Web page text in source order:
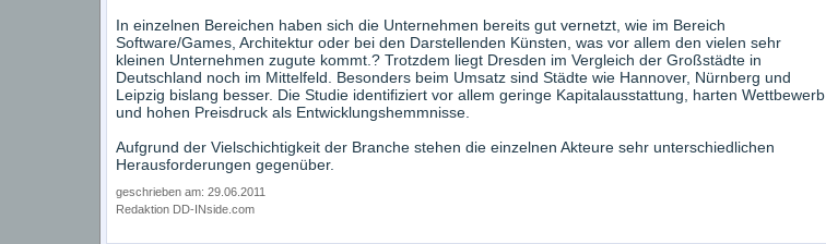
In einzelnen Bereichen haben sich die Unternehmen bereits gut vernetzt, wie im Bereich
Software/Games, Architektur oder bei den Darstellenden Künsten, was vor allem den vielen sehr
kleinen Unternehmen zugute kommt.? Trotzdem liegt Dresden im Vergleich der Großstädte in
Deutschland noch im Mittelfeld. Besonders beim Umsatz sind Städte wie Hannover, Nürnberg und
Leipzig bislang besser. Die Studie identifiziert vor allem geringe Kapitalausstattung, harten Wettbewerb
und hohen Preisdruck als Entwicklungshemmnisse.
Aufgrund der Vielschichtigkeit der Branche stehen die einzelnen Akteure sehr unterschiedlichen
Herausforderungen gegenüber.
geschrieben am: 29.06.2011
Redaktion DD-INside.com